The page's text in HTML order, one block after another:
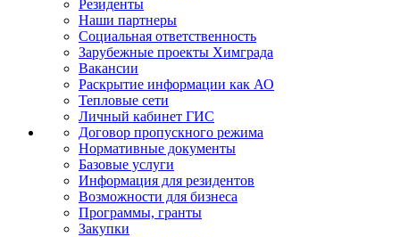
Резиденты
Наши партнеры
Социальная ответственность
Зарубежные проекты Химграда
Вакансии
Раскрытие информации как АО
Тепловые сети
Личный кабинет ГИС
Договор пропускного режима
Нормативные документы
Базовые услуги
Информация для резидентов
Возможности для бизнеса
Программы, гранты
Закупки